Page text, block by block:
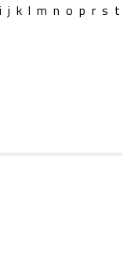
i j k l m n o p r s t